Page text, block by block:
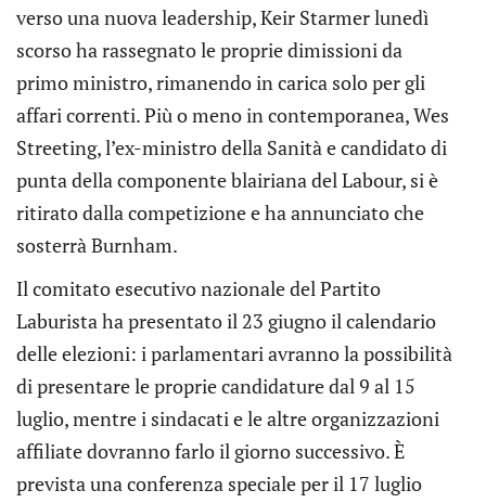
verso una nuova leadership, Keir Starmer lunedì
scorso ha rassegnato le proprie dimissioni da
primo ministro, rimanendo in carica solo per gli
affari correnti. Più o meno in contemporanea, Wes
Streeting, l’ex-ministro della Sanità e candidato di
punta della componente blairiana del Labour, si è
ritirato dalla competizione e ha annunciato che
sosterrà Burnham.
Il comitato esecutivo nazionale del Partito
Laburista ha presentato il 23 giugno il calendario
delle elezioni: i parlamentari avranno la possibilità
di presentare le proprie candidature dal 9 al 15
luglio, mentre i sindacati e le altre organizzazioni
affiliate dovranno farlo il giorno successivo. È
prevista una conferenza speciale per il 17 luglio